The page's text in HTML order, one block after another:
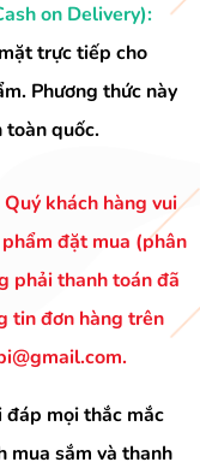
on Delivery):
trực tiếp cho
Phương thức này
toàn quốc.
khách hàng vui
đặt mua (phân
phải thanh toán đã
tin đơn hàng trên
.
đáp mọi thắc mắc
mua sắm và thanh